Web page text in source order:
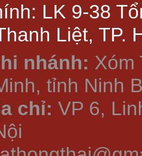
LK 9-38
Liệt, TP.
nhánh: Xóm
tỉnh Ninh
chỉ: VP 6,